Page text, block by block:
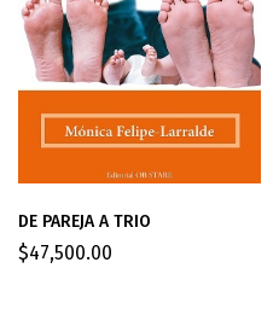
DE PAREJA A TRIO
$47,500.00